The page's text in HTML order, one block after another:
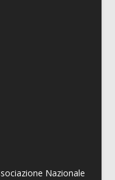
Nazionale